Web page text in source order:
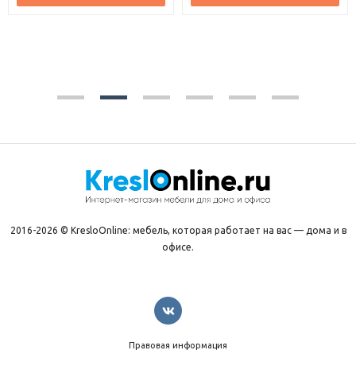
2016-2026 © KresloOnline: мебель, которая работает на вас — дома и в
офисе.
Правовая информация